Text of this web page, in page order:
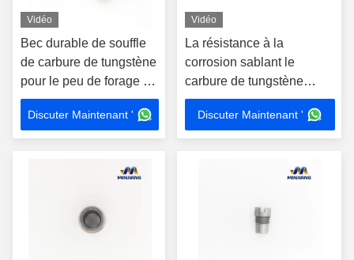
Vidéo
Bec durable de souffle
de carbure de tungstène
pour le peu de forage de
pétrole avec la haute
densité
Discuter Maintenant '
Vidéo
La résistance à la
corrosion sablant le
carbure de tungstène
équipe YG6X d'un gicleur
Discuter Maintenant '